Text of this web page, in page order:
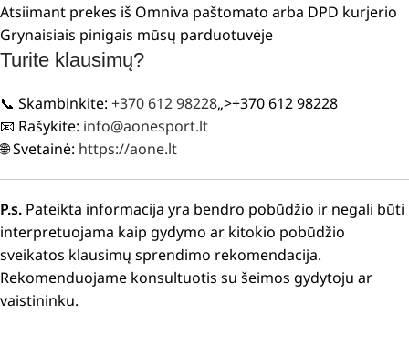
Atsiimant prekes iš Omniva paštomato arba DPD kurjerio
Grynaisiais pinigais mūsų parduotuvėje
Turite klausimų?
📞 Skambinkite: +370 612 98228„>+370 612 98228
📧 Rašykite: info@aonesport.lt
🌐 Svetainė: https://aone.lt
P.s. Pateikta informacija yra bendro pobūdžio ir negali būti
interpretuojama kaip gydymo ar kitokio pobūdžio
sveikatos klausimų sprendimo rekomendacija.
Rekomenduojame konsultuotis su šeimos gydytoju ar
vaistininku.